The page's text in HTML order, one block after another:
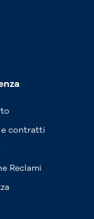
contratti
Reclami